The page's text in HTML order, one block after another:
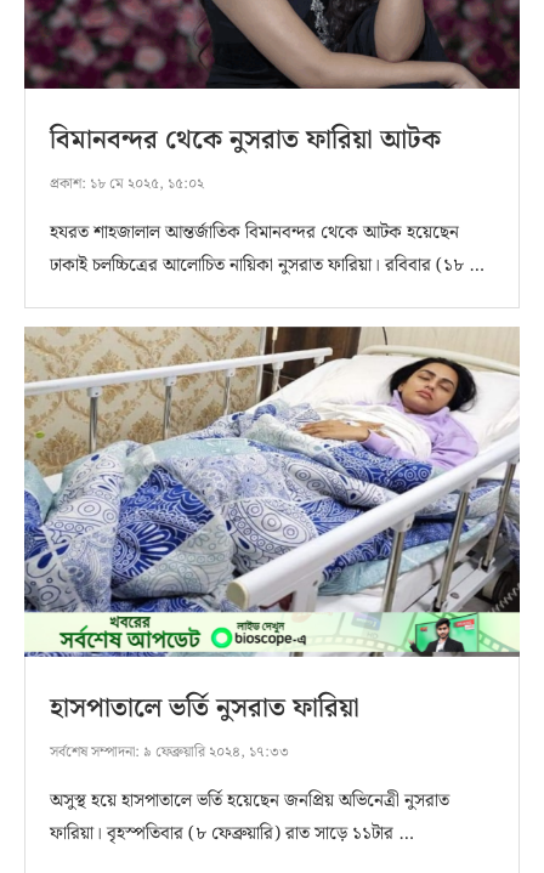
বিমানবন্দর থেকে নুসরাত ফারিয়া আটক
প্রকাশ: ১৮ মে ২০২৫, ১৫:০২
হযরত শাহজালাল আন্তর্জাতিক বিমানবন্দর থেকে আটক হয়েছেন
ঢাকাই চলচ্চিত্রের আলোচিত নায়িকা নুসরাত ফারিয়া। রবিবার (১৮ …
হাসপাতালে ভর্তি নুসরাত ফারিয়া
সর্বশেষ সম্পাদনা: ৯ ফেব্রুয়ারি ২০২৪, ১৭:৩৩
অসুস্থ হয়ে হাসপাতালে ভর্তি হয়েছেন জনপ্রিয় অভিনেত্রী নুসরাত
ফারিয়া। বৃহস্পতিবার (৮ ফেব্রুয়ারি) রাত সাড়ে ১১টার …